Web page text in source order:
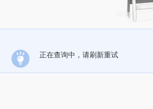
正在查询中，请刷新重试